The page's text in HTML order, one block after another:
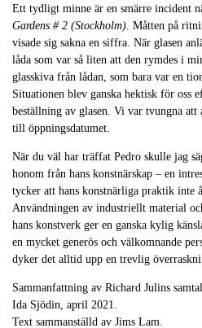
Ett tydligt minne är en smärre incident
Gardens # 2 (Stockholm). Måtten på
visade sig sakna en siffra. När glasen
låda som var så liten att den rymdes i
glasskiva från lådan, som bara var en
Situationen blev ganska hektisk för oss
beställning av glasen. Vi var tvungna
till öppningsdatumet.
När du väl har träffat Pedro skulle jag
honom från hans konstnärskap – en
tycker att hans konstnärliga praktik inte
Användningen av industriellt material
hans konstverk ger en ganska kylig
en mycket generös och välkomnande
dyker det alltid upp en trevlig
Sammanfattning av Richard Julins
Ida Sjödin, april 2021.
Text sammanställd av Jims Lam.